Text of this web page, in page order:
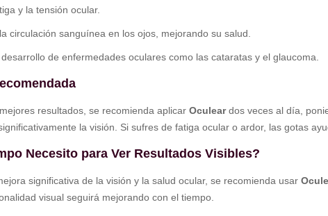
y la tensión ocular.
circulación sanguínea en los ojos, mejorando su salud.
de enfermedades oculares como las cataratas y el glaucoma.
resultados, se recomienda aplicar Oculeardos veces al día,
la visión. Si sufres de fatiga ocular o ardor, las gotas
Necesito para Ver Resultados Visibles?
significativa de la visión y la salud ocular, se recomienda usar
visual seguirá mejorando con el tiempo.